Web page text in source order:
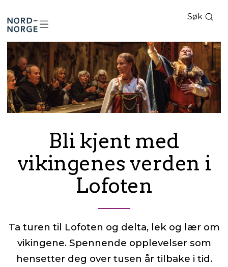
Nord-
Norge
Søk
Bli kjent med
vikingenes verden i
Lofoten
Ta turen til Lofoten og delta, lek og lær om
vikingene. Spennende opplevelser som
hensetter deg over tusen år tilbake i tid.